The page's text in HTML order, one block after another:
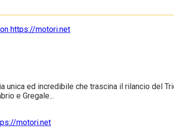
unica ed incredibile che trascina il rilancio del
e Gregale...